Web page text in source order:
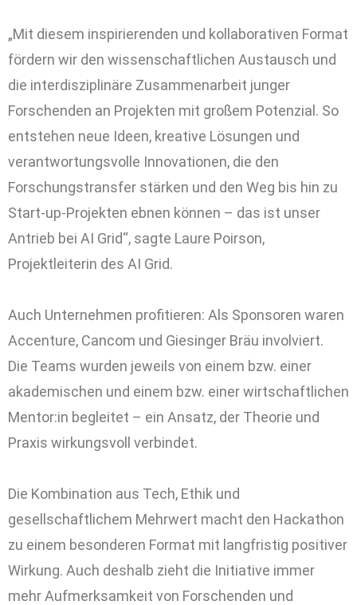
„Mit diesem inspirierenden und kollaborativen Format
fördern wir den wissenschaftlichen Austausch und
die interdisziplinäre Zusammenarbeit junger
Forschenden an Projekten mit großem Potenzial. So
entstehen neue Ideen, kreative Lösungen und
verantwortungsvolle Innovationen, die den
Forschungstransfer stärken und den Weg bis hin zu
Start-up-Projekten ebnen können – das ist unser
Antrieb bei AI Grid“, sagte Laure Poirson,
Projektleiterin des AI Grid.
Auch Unternehmen profitieren: Als Sponsoren waren
Accenture, Cancom und Giesinger Bräu involviert.
Die Teams wurden jeweils von einem bzw. einer
akademischen und einem bzw. einer wirtschaftlichen
Mentor:in begleitet – ein Ansatz, der Theorie und
Praxis wirkungsvoll verbindet.
Die Kombination aus Tech, Ethik und
gesellschaftlichem Mehrwert macht den Hackathon
zu einem besonderen Format mit langfristig positiver
Wirkung. Auch deshalb zieht die Initiative immer
mehr Aufmerksamkeit von Forschenden und